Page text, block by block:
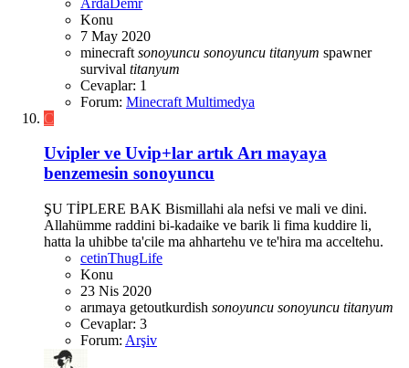
Konu
7 May 2020
minecraft sonoyuncu sonoyuncu titanyum spawner
survival titanyum
Cevaplar: 1
Forum: Minecraft Multimedya
C
Uvipler ve Uvip+lar artık Arı mayaya
benzemesin sonoyuncu
ŞU TİPLERE BAK Bismillahi ala nefsi ve mali ve dini.
Allahümme raddini bi-kadaike ve barik li fima kuddire li,
hatta la uhibbe ta'cile ma ahhartehu ve te'hira ma acceltehu.
cetinThugLife
Konu
23 Nis 2020
arımaya getoutkurdish sonoyuncu sonoyuncu titanyum
Cevaplar: 3
Forum: Arşiv